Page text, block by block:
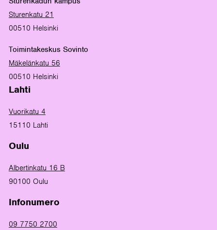
Sturenkatu 21
00510 Helsinki
Toimintakeskus Sovinto
Mäkelänkatu 56
00510 Helsinki
Lahti
Vuorikatu 4
15110 Lahti
Oulu
Albertinkatu 16 B
90100 Oulu
Infonumero
09 7750 2700